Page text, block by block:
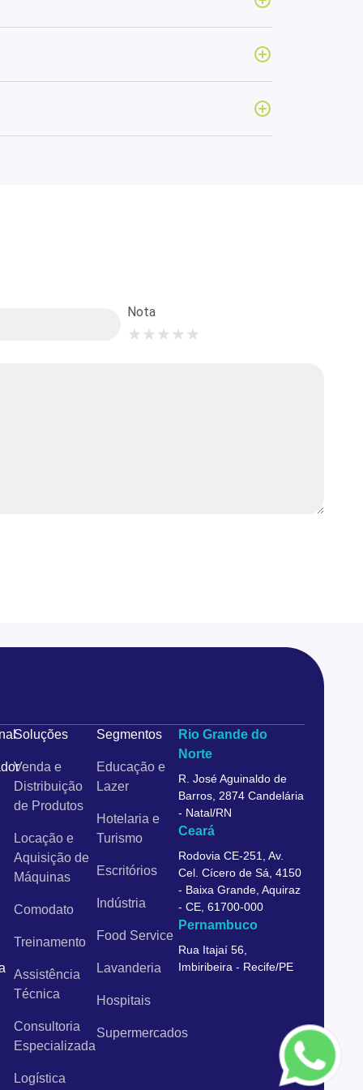
Nota
★
★
★
★
★
Soluções
Venda e
Distribuição
de Produtos
Locação e
Aquisição de
Máquinas
Comodato
Treinamento
Assistência
Técnica
Consultoria
Especializada
Logística
Segmentos
Educação e
Lazer
Hotelaria e
Turismo
Escritórios
Indústria
Food Service
Lavanderia
Hospitais
Supermercados
Rio Grande do
Norte
R. José Aguinaldo de
Barros, 2874 Candelária
- Natal/RN
Ceará
Rodovia CE-251, Av.
Cel. Cícero de Sá, 4150
- Baixa Grande, Aquiraz
- CE, 61700-000
Pernambuco
Rua Itajaí 56,
Imbiribeira - Recife/PE